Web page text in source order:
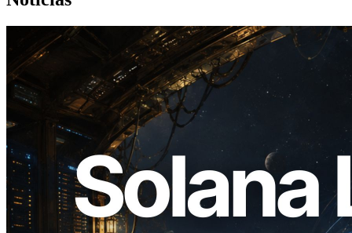
2026.08.05